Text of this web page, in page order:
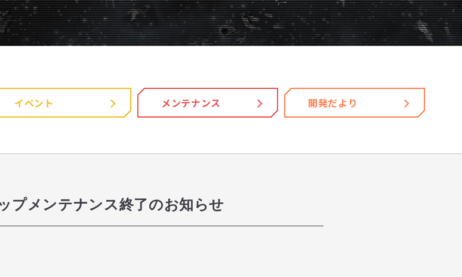
イベント メンテナンス 開発だより
プメンテナンス終了のお知らせ